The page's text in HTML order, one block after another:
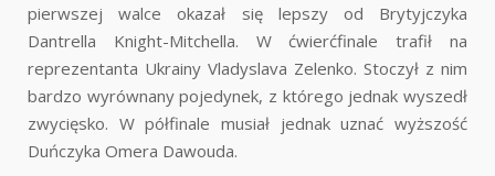
pierwszej walce okazał się lepszy od Brytyjczyka
Dantrella Knight-Mitchella. W ćwierćfinale trafił na
reprezentanta Ukrainy Vladyslava Zelenko. Stoczył z nim
bardzo wyrównany pojedynek, z którego jednak wyszedł
zwycięsko. W półfinale musiał jednak uznać wyższość
Duńczyka Omera Dawouda.